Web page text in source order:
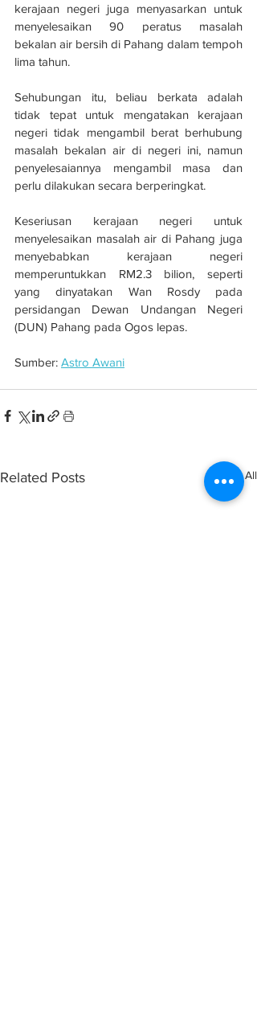
kerajaan negeri juga menyasarkan untuk
menyelesaikan 90 peratus masalah
bekalan air bersih di Pahang dalam tempoh
lima tahun.
Sehubungan itu, beliau berkata adalah
tidak tepat untuk mengatakan kerajaan
negeri tidak mengambil berat berhubung
masalah bekalan air di negeri ini, namun
penyelesaiannya mengambil masa dan
perlu dilakukan secara berperingkat.
Keseriusan kerajaan negeri untuk
menyelesaikan masalah air di Pahang juga
menyebabkan kerajaan negeri
memperuntukkan RM2.3 bilion, seperti
yang dinyatakan Wan Rosdy pada
persidangan Dewan Undangan Negeri
(DUN) Pahang pada Ogos lepas.
Sumber: Astro Awani
Related Posts See All